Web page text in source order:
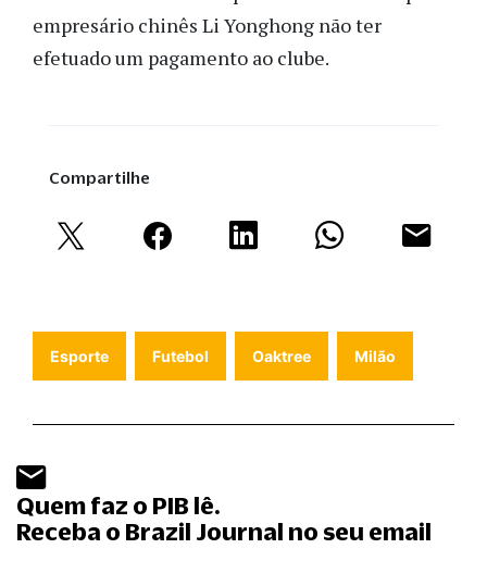
empresário chinês Li Yonghong não ter
efetuado um pagamento ao clube.
Compartilhe
Esporte Futebol Oaktree Milão
Quem faz o PIB lê.
Receba o Brazil Journal no seu email